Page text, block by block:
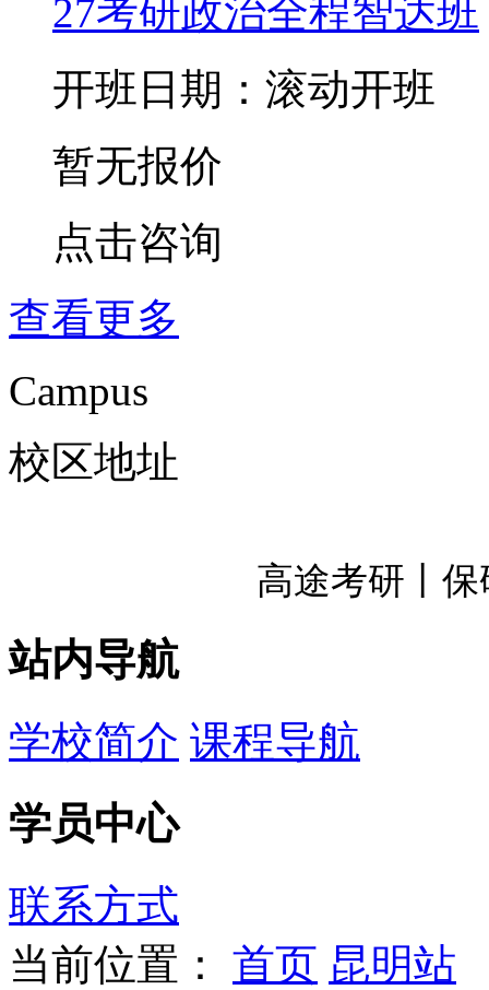
27考研政治全程智达班
开班日期：滚动开班
暂无报价
点击咨询
查看更多
Campus
校区地址
高途考研丨
站内导航
学校简介 课程导航
学员中心
联系方式
当前位置：
首页 昆明站